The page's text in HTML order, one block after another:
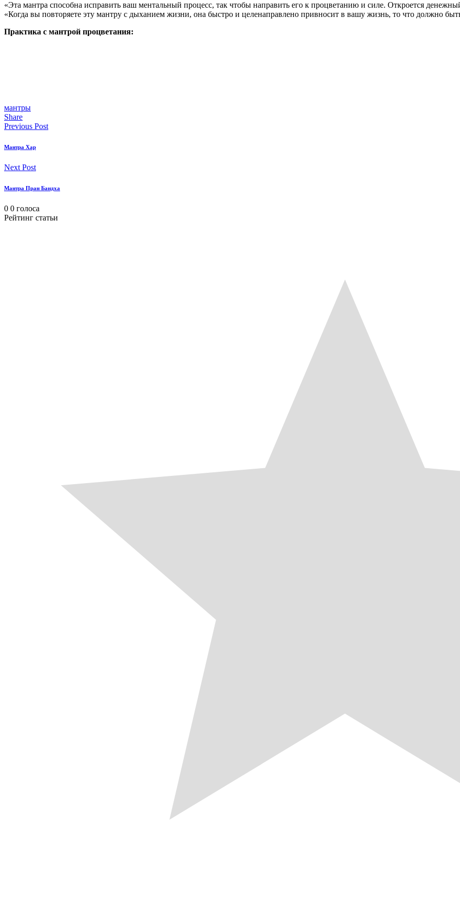
«Эта мантра способна исправить ваш ментальный процесс, так чтобы направить его к процветанию и силе. Откроется
«Когда вы повторяете эту мантру с дыханием жизни, она быстро и целенаправлено привносит в вашу жизнь, то что должно
Практика с мантрой процветания:
мантры
Share
Previous Post
Мантра Хар
Next Post
Мантра Пран Бандха
0 0 голоса
Рейтинг статьи